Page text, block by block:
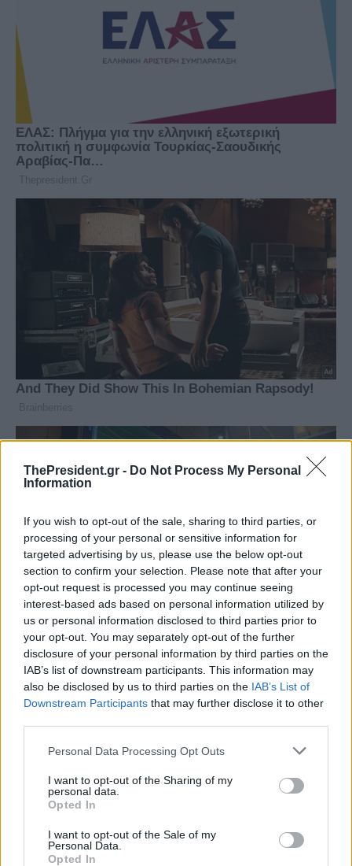
ThePresident.gr - Do Not Process My Personal
Information
If you wish to opt-out of the sale, sharing to third parties, or
processing of your personal or sensitive information for
targeted advertising by us, please use the below opt-out
section to confirm your selection. Please note that after your
opt-out request is processed you may continue seeing
interest-based ads based on personal information utilized by
us or personal information disclosed to third parties prior to
your opt-out. You may separately opt-out of the further
disclosure of your personal information by third parties on the
IAB’s list of downstream participants. This information may
also be disclosed by us to third parties on the IAB’s List of
Downstream Participants that may further disclose it to other
Personal Data Processing Opt Outs
I want to opt-out of the Sharing of my
personal data.
Opted In
I want to opt-out of the Sale of my
Personal Data.
Opted In